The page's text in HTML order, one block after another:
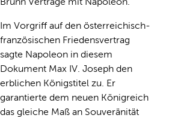
Im Vorgriff auf den österreichisch-
französischen Friedensvertrag
sagte Napoleon in diesem
Dokument Max IV. Joseph den
erblichen Königstitel zu. Er
garantierte dem neuen Königreich
das gleiche Maß an Souveränität